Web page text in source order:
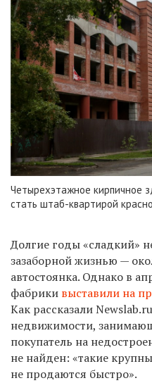
Четырехэтажное кирпичное
стать штаб-квартирой
Долгие годы «сладкий»
зазаборной жизнью —
автостоянка. Однако в
фабрики выставили на
Как рассказалиNewslab.ru
недвижимости,
покупатель на
не найден: «такие
не продаются быстро».